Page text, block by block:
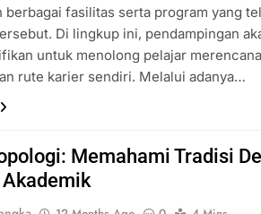
berbagai fasilitas serta program yang
Di lingkup ini, pendampingan
untuk menolong pelajar
rute karier sendiri. Melalui adanya…
Memahami Tradisi